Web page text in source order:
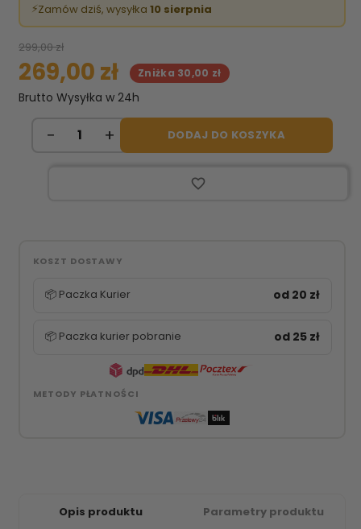
⚡Zamów dziś, wysyłka 10 sierpnia
299,00 zł
269,00 zł Zniżka 30,00 zł
Brutto Wysyłka w 24h
DODAJ DO KOSZYKA
favorite_border
KOSZT DOSTAWY
📦 Paczka Kurier od 20 zł
📦 Paczka kurier pobranie od 25 zł
METODY PŁATNOŚCI
Opis produktu Parametry produktu